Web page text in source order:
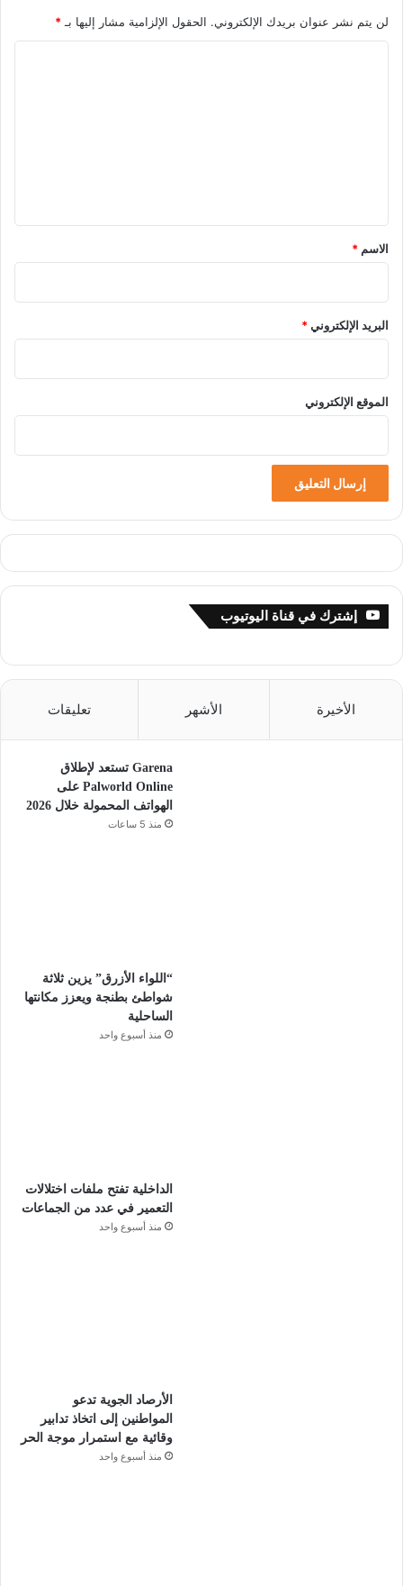
لن يتم نشر عنوان بريدك الإلكتروني. الحقول الإلزامية مشار إليها بـ *
*
الاسم *
البريد الإلكتروني*
الموقع الإلكتروني
إشترك في قناة اليوتيوب
الأخيرة الأشهر تعليقات
Garena تستعد لإطلاق
Palworld Online على
الهواتف المحمولة خلال 2026
منذ 5 ساعات
“اللواء الأزرق” يزين ثلاثة
شواطئ بطنجة ويعزز مكانتها
الساحلية
منذ أسبوع واحد
الداخلية تفتح ملفات اختلالات
التعمير في عدد من الجماعات
منذ أسبوع واحد
الأرصاد الجوية تدعو
المواطنين إلى اتخاذ تدابير
وقائية مع استمرار موجة الحر
منذ أسبوع واحد